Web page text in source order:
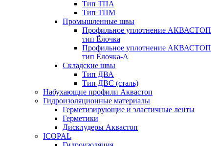
Тип ТПА
Тип ТПМ
Промышленные швы
Профильное уплотнение АКВАСТОП
тип Ёлочка
Профильное уплотнение АКВАСТОП
тип Ёлочка-А
Складские швы
Тип ДВА
Тип ДВС (сталь)
Набухающие профили Аквастоп
Гидроизоляционные материалы
Герметизирующие и эластичные ленты
Герметики
Дисклудеры Аквастоп
ICOPAL